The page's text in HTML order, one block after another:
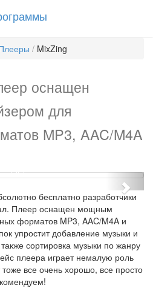
/ MixZing
оснащен
для
MP3, AAC/M4A
Next
бесплатно разработчики
Плеер оснащен мощным
форматов MP3, AAC/M4A и
упростит добавление музыки и
сортировка музыки по жанру
плеера играет немалую роль
все очень хорошо, все просто